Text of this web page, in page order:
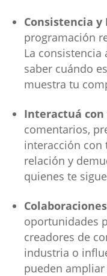
Consistencia y
programación
La consistencia
saber cuándo
muestra tu
Interactuá
comentarios,
interacción con
relación y
quienes te
oportunidades
creadores de
industria o
pueden